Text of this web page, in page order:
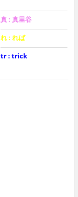
真 : 真里谷
れ : れば
tr : trick